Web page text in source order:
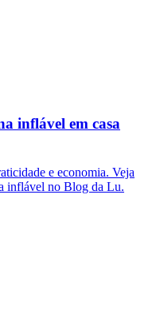
inflável em casa
e economia. Veja
inflável no Blog da Lu.